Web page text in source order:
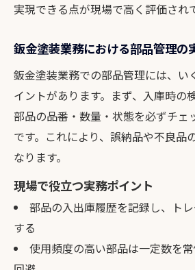
部品管理が鈑金塗装の仕上
鈑金塗装で部品管理を徹底
部品選定と管理が鈑金塗
鈑金塗装の顧客満足度は
効率的な部品管理がもたらす
無駄を省き鈑金塗装の利益
る管理法
鈑金塗装業の収益アップに
工夫
実現できる点が現場で高く評価され
鈑金塗装業務における部品管理の
鈑金塗装業務での部品管理には、い
イントがあります。まず、入庫時の
部品の品番・数量・状態を必ずチェ
です。これにより、誤納品や不良品
なります。
現場で役立つ実務ポイント
部品の入出庫履歴を記録し、ト
する
使用頻度の高い部品は一定数を